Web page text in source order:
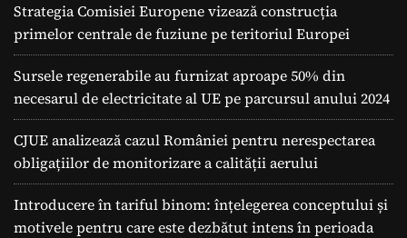
Strategia Comisiei Europene vizează construcția
primelor centrale de fuziune pe teritoriul Europei
Sursele regenerabile au furnizat aproape 50% din
necesarul de electricitate al UE pe parcursul anului 2024
CJUE analizează cazul României pentru nerespectarea
obligațiilor de monitorizare a calității aerului
Introducere în tariful binom: înțelegerea conceptului și
motivele pentru care este dezbătut intens în perioada